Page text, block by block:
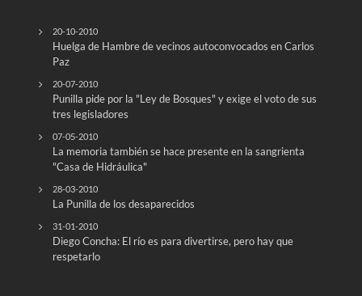
20-10-2010
Huelga de Hambre de vecinos autoconvocados en Carlos
Paz
20-07-2010
Punilla pide por la "Ley de Bosques" y exige el voto de sus
tres legisladores
07-05-2010
La memoria también se hace presente en la sangrienta
"Casa de Hidráulica"
28-03-2010
La Punilla de los desaparecidos
31-01-2010
Diego Concha: El río es para divertirse, pero hay que
respetarlo